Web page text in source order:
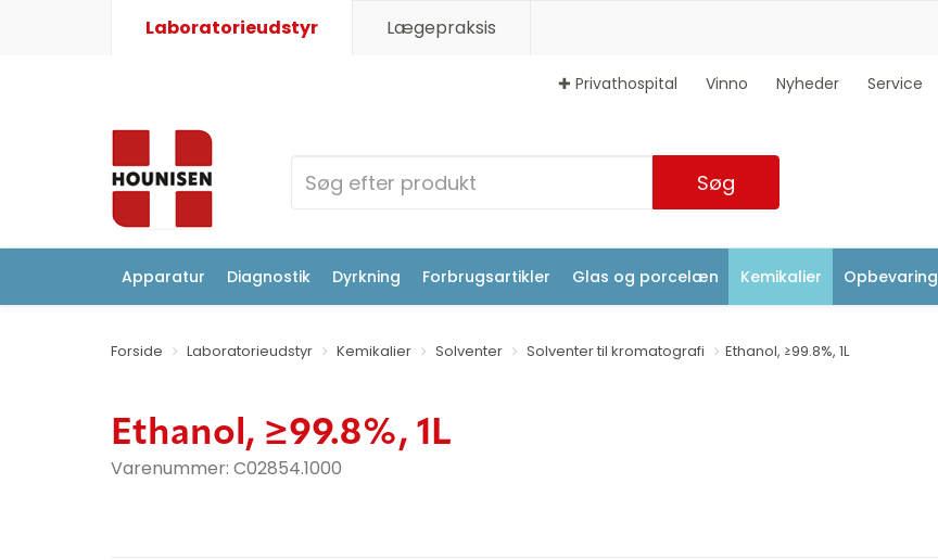
Laboratorieudstyr Lægepraksis
✚ Privathospital Vinno Nyheder Service
Søg
Apparatur Diagnostik Dyrkning Forbrugsartikler Glas og porcelæn Kemikalier Opbevaring
Forside Laboratorieudstyr Kemikalier Solventer Solventer til kromatografi Ethanol, ≥99.8%, 1L
Ethanol, ≥99.8%, 1L
Varenummer: C02854.1000